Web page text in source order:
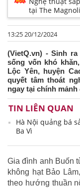
tại The
13:25 20/12/2024
(VietQ.vn) - Sinh
sống vốn khó
Lộc Yên, huyện
quyết tâm thoát
ngay tại chính
TIN LIÊN QUAN
Hà Nội quảng bá
Ba Vì
Gia đình anh Buốn
không hạt Bảo
theo hướng thuần